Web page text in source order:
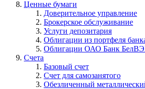
Ценные бумаги
Доверительное управление
Брокерское обслуживание
Услуги депозитария
Облигации из портфеля
Облигации ОАО Банк
Счета
Базовый счет
Счет для самозанятого
Обезличенный